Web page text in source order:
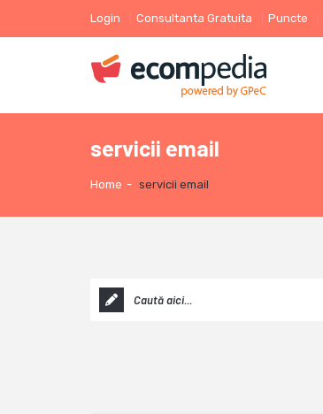
Login Consultanta Gratuita Puncte
servicii email
Home - servicii email